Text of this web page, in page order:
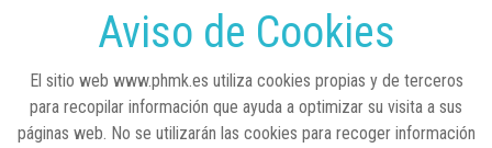
Lilly impulsa "Razones de Peso" para
visibilizar la obesidad
Aviso de Cookies
El sitio web www.phmk.es utiliza cookies propias y de terceros
para recopilar información que ayuda a optimizar su visita a sus
páginas web. No se utilizarán las cookies para recoger información